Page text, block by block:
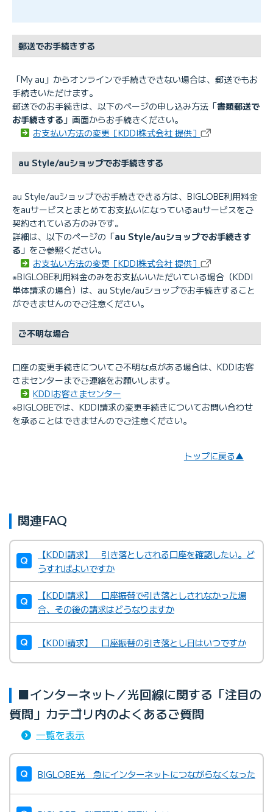
郵送でお手続きする
「My au」からオンラインで手続きできない場合は、郵送でもお
手続きいただけます。
郵送でのお手続きは、以下のページの申し込み方法「書類郵送で
お手続きする 」画面からお手続きください。
お支払い方法の変更［KDDI株式会社 提供］
au Style/auショップでお手続きする
au Style/auショップでお手続きできる方は、BIGLOBE利用料金
をauサービスとまとめてお支払いになっているauサービスをご
契約されている方のみです。
詳細は、以下のページの「au Style/auショップでお手続きす
る 」をご参照ください。
お支払い方法の変更［KDDI株式会社 提供］
※BIGLOBE利用料金のみをお支払いいただいている場合（KDDI
単体請求の場合）は、au Style/auショップでお手続きすること
ができませんのでご注意ください。
ご不明な場合
口座の変更手続きについてご不明な点がある場合は、KDDIお客
さまセンターまでご連絡をお願いします。
KDDIお客さまセンター
※BIGLOBEでは、KDDI請求の変更手続きについてお問い合わせ
を承ることはできませんのでご注意ください。
トップに戻る▲
関連FAQ
【KDDI請求】 引き落としされる口座を確認したい。ど
うすればよいですか
【KDDI請求】 口座振替で引き落としされなかった場
合、その後の請求はどうなりますか
【KDDI請求】 口座振替の引き落とし日はいつですか
■インターネット／光回線に関する「注目の
質問」カテゴリ内のよくあるご質問
一覧を表示
BIGLOBE光 急にインターネットにつながらなくなった